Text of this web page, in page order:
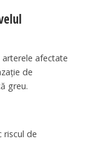
afectate
de
greu.
riscul de